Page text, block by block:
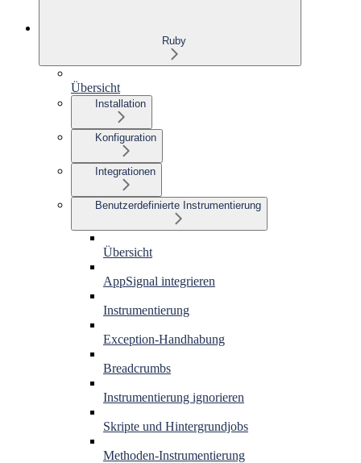
Ruby
Übersicht
Installation
Konfiguration
Integrationen
Benutzerdefinierte Instrumentierung
Übersicht
AppSignal integrieren
Instrumentierung
Exception-Handhabung
Breadcrumbs
Instrumentierung ignorieren
Skripte und Hintergrundjobs
Methoden-Instrumentierung